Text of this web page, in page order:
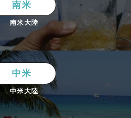
南米
南米大陸
中米
中米大陸